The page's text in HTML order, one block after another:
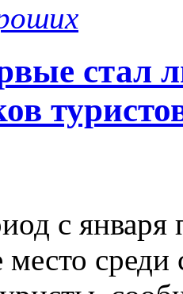
стал
с января
место